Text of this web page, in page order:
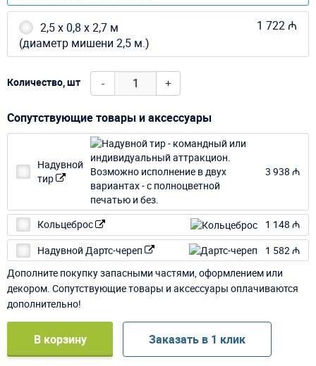
2,5 х 0,8 х 2,7 м
(диаметр мишени 2,5 м.)
1 722 ₼
Количество, шт - +
Сопутствующие товары и аксессуары
Надувной
тир
3 938 ₼
Кольцеброс
1 148 ₼
Надувной Дартс-череп
1 582 ₼
Дополните покупку запасными частями, оформлением или
декором. Сопутствующие товары и аксессуары оплачиваются
дополнительно!
В корзину Заказать в 1 клик